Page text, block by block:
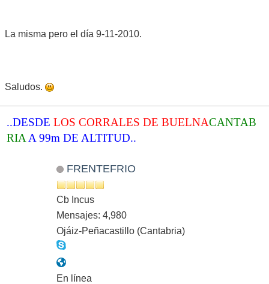
La misma pero el día 9-11-2010.
Saludos.
..DESDE LOS CORRALES DE BUELNACANTAB
RIAA 99m DE ALTITUD..
FRENTEFRIO
Cb Incus
Mensajes: 4,980
Ojáiz-Peñacastillo (Cantabria)
En línea